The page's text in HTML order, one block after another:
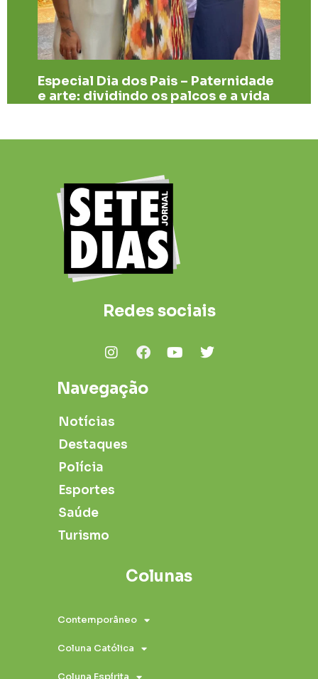
Especial Dia dos Pais – Paternidade
e arte: dividindo os palcos e a vida
Redes sociais
Navegação
Notícias
Destaques
Polícia
Esportes
Saúde
Turismo
Colunas
Contemporâneo
Coluna Católica